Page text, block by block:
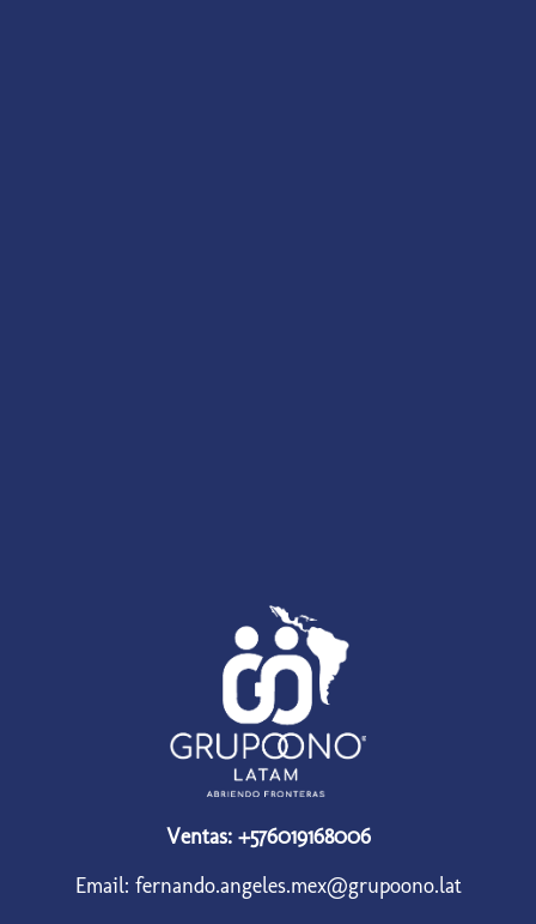
Ventas: +576019168006
Email: fernando.angeles.mex@grupoono.lat